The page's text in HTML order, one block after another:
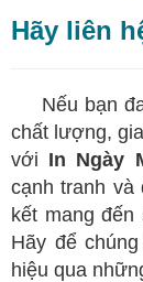
Hãy liên
Nếu bạn
chất lượng,
với In Ngày
cạnh tranh và
kết mang đến
Hãy để
hiệu qua